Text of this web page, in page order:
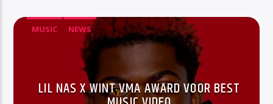
MUSIC NEWS
LIL NAS X WINT VMA AWARD VOOR BEST